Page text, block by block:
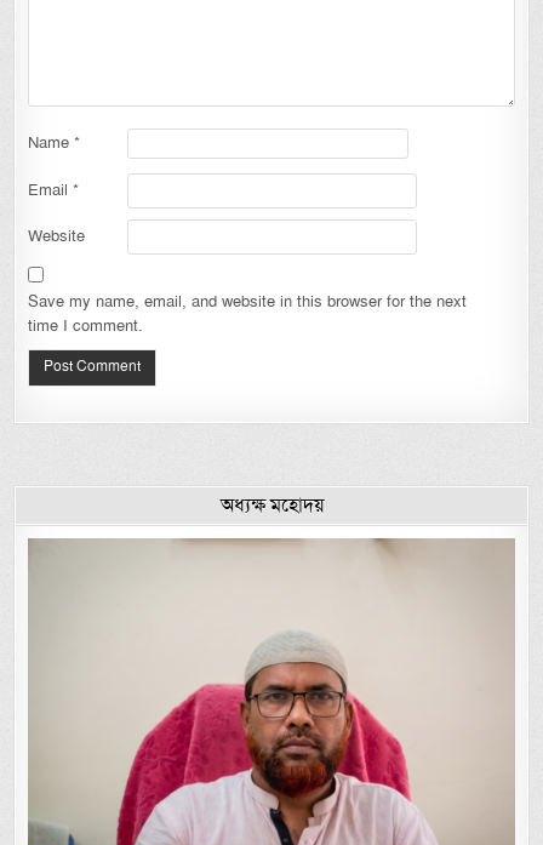
Name*
Email*
Website
Save my name, email, and website in this browser for the next
time I comment.
অধ্যক্ষ মহোদয়